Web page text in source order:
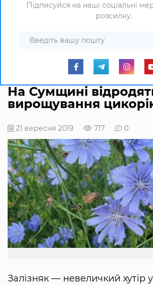
Підписуйся на наші соціальні
розсилку.
На Сумщині
вирощування
21 вересня 2019 717 0
Залізняк — невеличкий хутір